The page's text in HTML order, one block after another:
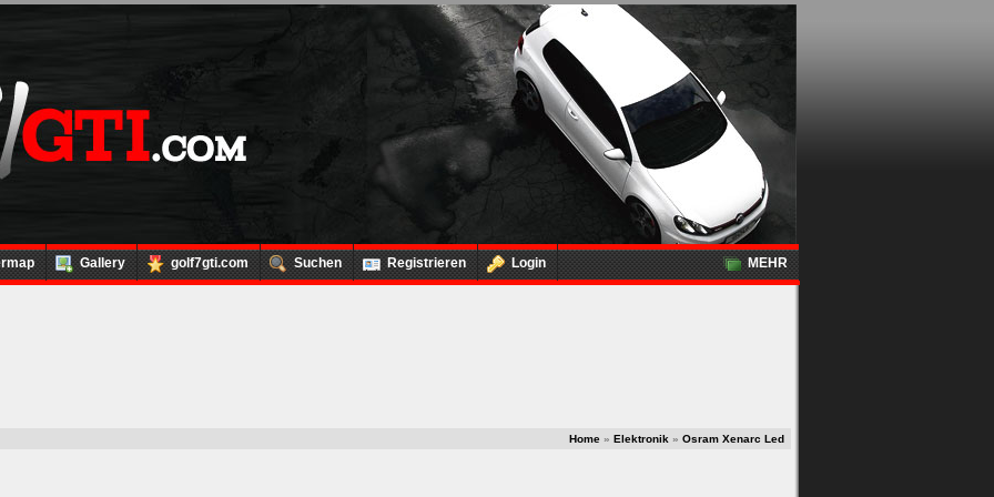
Gallery golf7gti.com Suchen Registrieren Login MEHR
Home » Elektronik » Osram Xenarc Led